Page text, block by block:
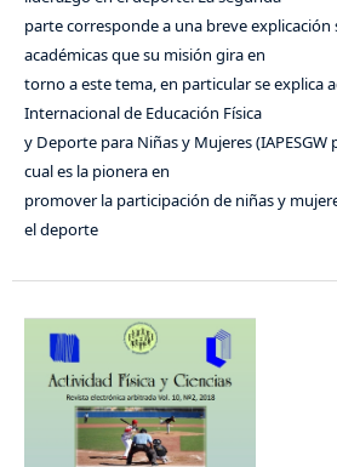
parte corresponde a una breve
académicas que su misión gira en
torno a este tema, en particular se explica
Internacional de Educación Física
y Deporte para Niñas y Mujeres (IAPESGW
cual es la pionera en
promover la participación de niñas y
el deporte